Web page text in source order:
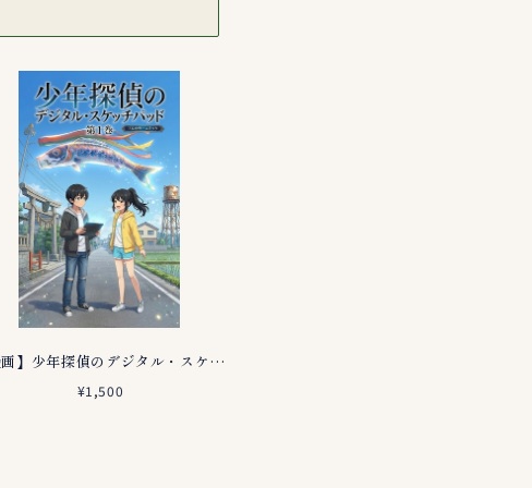
【漫画】少年探偵のデジタル・スケッチパッド 第１巻（フルカラー）
¥1,500